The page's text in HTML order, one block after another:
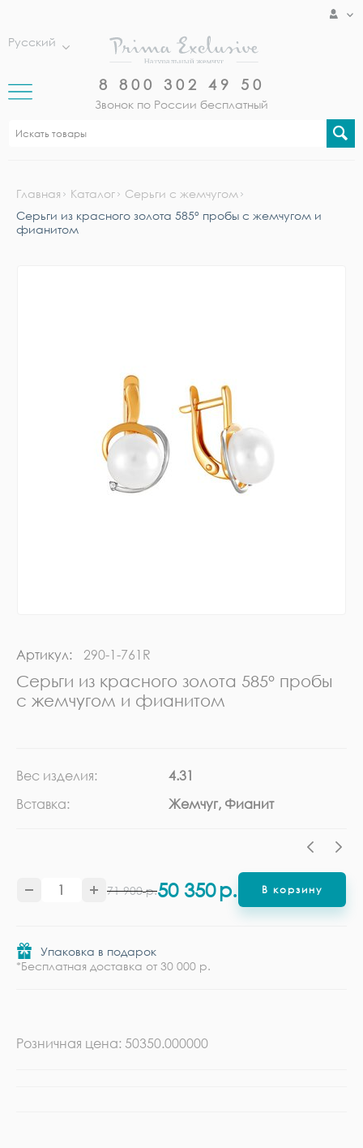
Русский
8 800 302 49 50
Звонок по России бесплатный
Главная Каталог
Серьги с жемчугом
Серьги из красного золота 585° пробы с жемчугом и
фианитом
Артикул: 290-1-761R
Серьги из красного золота 585° пробы
с жемчугом и фианитом
Вес изделия:
4.31
Вставка:
Жемчуг, Фианит
71 900 р.50 350р. В корзину
Упаковка в подарок
*Бесплатная доставка от 30 000 р.
Розничная цена: 50350.000000